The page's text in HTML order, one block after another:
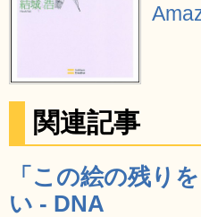
関連記事
「この絵の残り
い - DNA